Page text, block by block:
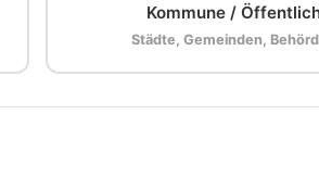
Kommune /
Städte, Gemeinden,